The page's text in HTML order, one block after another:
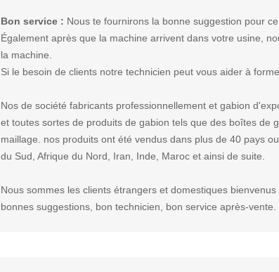
Bon service : Nous te fournirons la bonne suggestion pour
Également après que la machine arrivent dans votre usine,
la machine.
Si le besoin de clients notre technicien peut vous aider à
Nos de société fabricants professionnellement et gabion
et toutes sortes de produits de gabion tels que des boîtes de
maillage. nos produits ont été vendus dans plus de 40 pays
du Sud, Afrique du Nord, Iran, Inde, Maroc et ainsi de suite.
Nous sommes les clients étrangers et domestiques
bonnes suggestions, bon technicien, bon service après-vente.